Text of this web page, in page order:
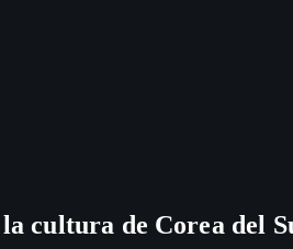
cultura de Corea del